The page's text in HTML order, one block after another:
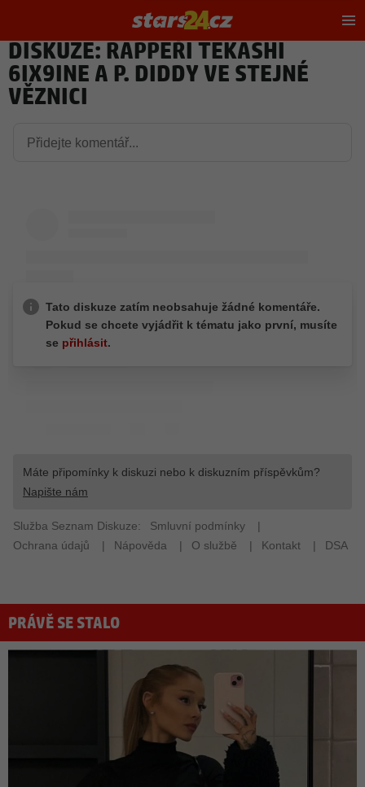
DISKUZE: RAPPEŘI TEKASHI
6IX9INE A P. DIDDY VE STEJNÉ
VĚZNICI
PRÁVĚ SE STALO